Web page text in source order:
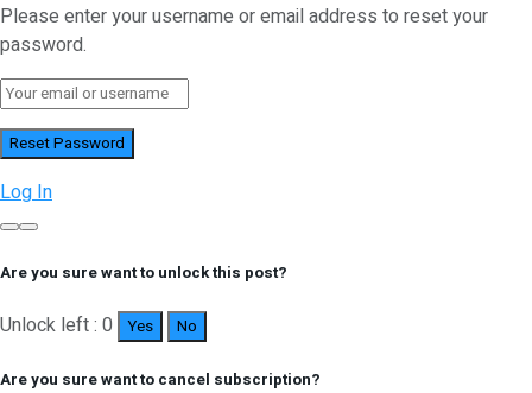
Please enter your username or email address to reset your
password.
Log In
Are you sure want to unlock this post?
Unlock left : 0 Yes No
Are you sure want to cancel subscription?